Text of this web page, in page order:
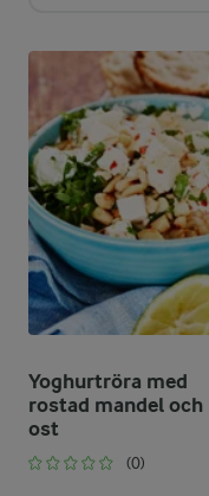
Yoghurtröra med
rostad mandel och
ost
(0)